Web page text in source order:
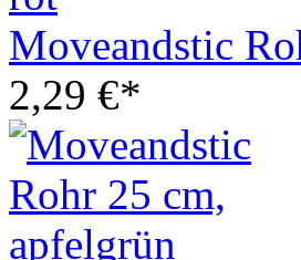
Moveandstic
2,29 €*